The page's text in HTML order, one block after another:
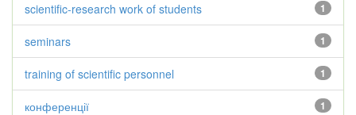
1
scientific-research work of students
1
seminars
1
training of scientific personnel
1
конференції